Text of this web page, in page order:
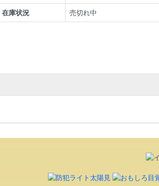
在庫状況 売切れ中